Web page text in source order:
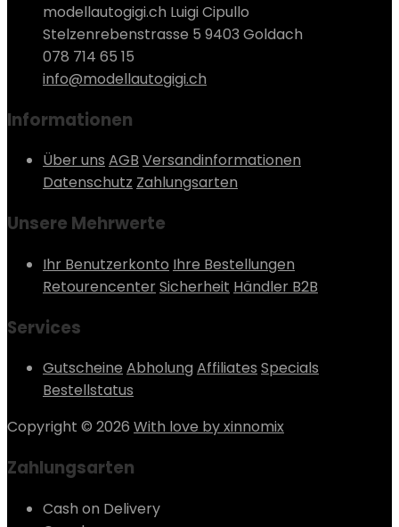
modellautogigi.ch Luigi Cipullo
Stelzenrebenstrasse 5 9403 Goldach
078 714 65 15
info@modellautogigi.ch
Informationen
Über uns AGB Versandinformationen
Datenschutz Zahlungsarten
Unsere Mehrwerte
Ihr Benutzerkonto Ihre Bestellungen
RetourencenterSicherheit Händler B2B
Services
Gutscheine Abholung Affiliates Specials
Bestellstatus
Copyright © 2026 With love by xinnomix
Zahlungsarten
Cash on Delivery